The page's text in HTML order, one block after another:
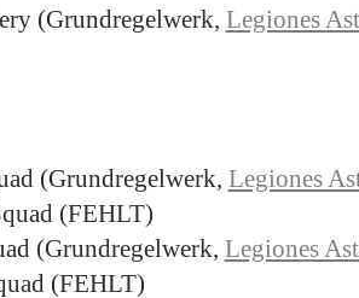
(Grundregelwerk, Legiones
(Grundregelwerk, Legiones
(FEHLT)
(Grundregelwerk, Legiones
(FEHLT)